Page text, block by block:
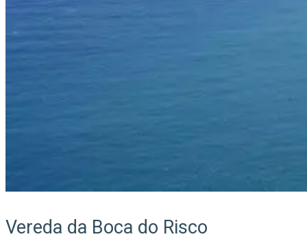
Vereda da Boca do Risco